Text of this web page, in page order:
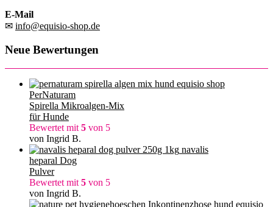
E-Mail
✉ info@equisio-shop.de
Neue Bewertungen
PerNaturam
Spirella Mikroalgen-Mix
für Hunde
Bewertet mit 5 von 5
von Ingrid B.
navalis
heparal Dog
Pulver
Bewertet mit 5 von 5
von Ingrid B.